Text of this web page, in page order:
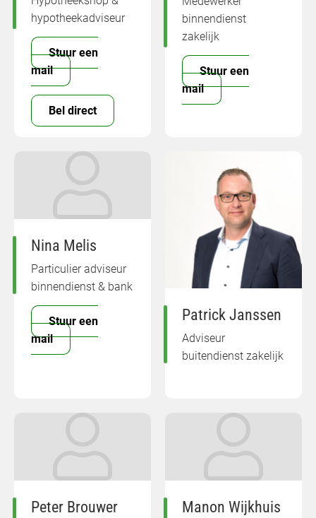
hypotheekadviseur
Stuur een
mail
Bel direct
binnendienst
zakelijk
Stuur een
mail
Nina Melis
Particulier adviseur
binnendienst & bank
Stuur een
mail
Patrick Janssen
Adviseur
buitendienst zakelijk
Peter Brouwer Manon Wijkhuis